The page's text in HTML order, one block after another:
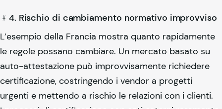
﹟4. Rischio di cambiamento normativo improvviso
L’esempio della Francia mostra quanto rapidamente
le regole possano cambiare. Un mercato basato su
auto-attestazione può improvvisamente richiedere
certificazione, costringendo i vendor a progetti
urgenti e mettendo a rischio le relazioni con i clienti.